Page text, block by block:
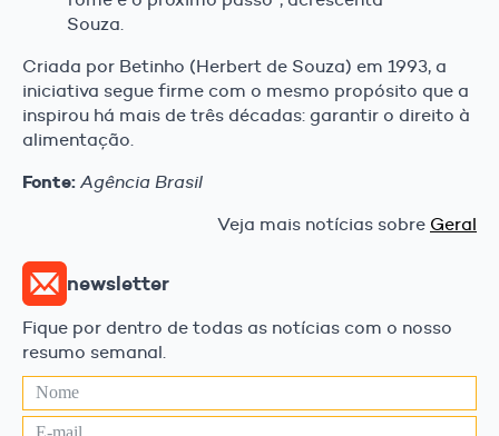
Souza.
Criada por Betinho (Herbert de Souza) em 1993, a
iniciativa segue firme com o mesmo propósito que a
inspirou há mais de três décadas: garantir o direito à
alimentação.
Fonte: Agência Brasil
Veja mais notícias sobre Geral
newsletter
Fique por dentro de todas as notícias com o nosso
resumo semanal.